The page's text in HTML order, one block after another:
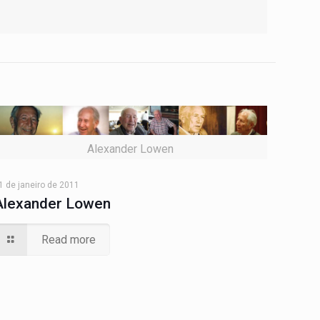
Alexander Lowen
de janeiro de 2011
Lowen
Read more